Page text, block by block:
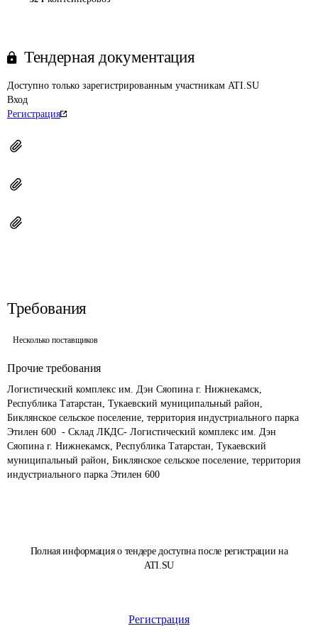
Полная информация о тендере доступна после регистрации на
ATI.SU
Регистрация
Тендерная документация
Доступно только зарегистрированным участникам ATI.SU
Вход
Регистрация
Требования
Несколько поставщиков
Прочие требования
Логистический комплекс им. Дэн Сяопина г. Нижнекамск,
Республика Татарстан, Тукаевский муниципальный район,
Биклянское сельское поселение, территория индустриального парка
Этилен 600  - Склад ЛКДС- Логистический комплекс им. Дэн
Сяопина г. Нижнекамск, Республика Татарстан, Тукаевский
муниципальный район, Биклянское сельское поселение, территория
индустриального парка Этилен 600